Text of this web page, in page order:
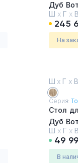
Дуб
Ш х Г х
245
На
Ш х Г х
Серия:
Стол
Дуб
Ш х Г х
49
в